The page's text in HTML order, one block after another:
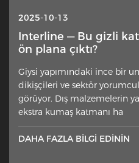
2025-10-13
Interline — Bu gizli
ön plana çıktı?
Giysi yapımındaki ince bir
dikişçileri ve sektör
görüyor. Dış malzemelerin
ekstra kumaş katmanı ha
DAHA FAZLA BILGI EDININ